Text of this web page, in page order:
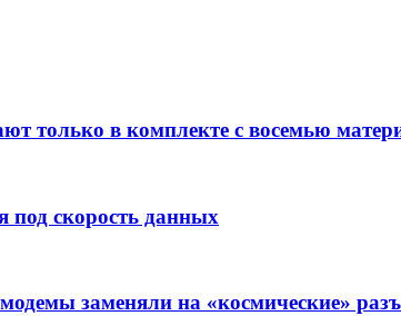
только в комплекте с восемью
под скорость данных
заменяли на «космические»